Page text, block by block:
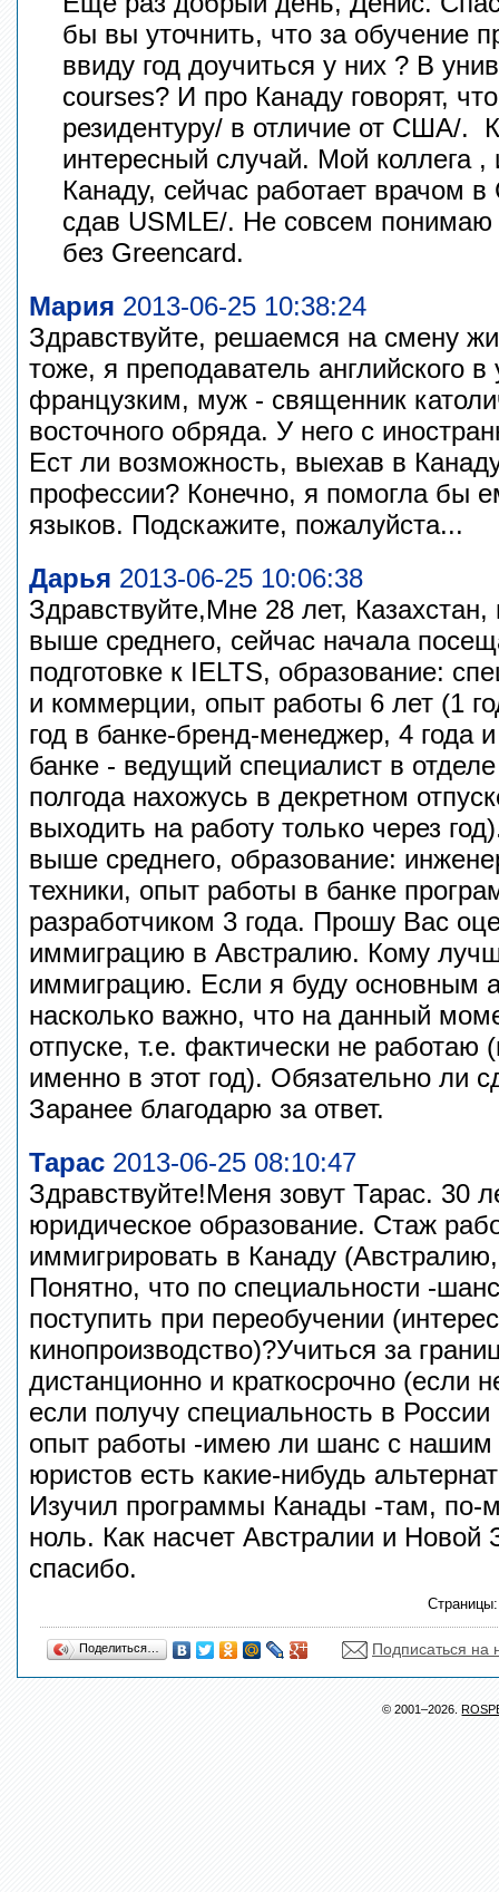
бы вы уточнить, что за обучение
ввиду год доучиться у них ? В
courses? И про Канаду говорят,
резидентуру/ в отличие от США/.
интересный случай. Мой коллега
Канаду, сейчас работает врачом
сдав USMLE/. Не совсем понимаю
без Greencard.
Мария 2013-06-25 10:38:24
Здравствуйте, решаемся на смену
тоже, я преподаватель английского
французким, муж - священник
восточного обряда. У него с
Ест ли возможность, выехав в
профессии? Конечно, я помогла бы
языков. Подскажите, пожалуйста...
Дарья 2013-06-25 10:06:38
Здравствуйте,Мне 28 лет,
выше среднего, сейчас начала
подготовке к IELTS, образование:
и коммерции, опыт работы 6 лет (1
год в банке-бренд-менеджер, 4 года
банке - ведущий специалист в
полгода нахожусь в декретном
выходить на работу только через
выше среднего, образование:
техники, опыт работы в банке
разработчиком 3 года. Прошу Вас
иммиграцию в Австралию. Кому
иммиграцию. Если я буду основным
насколько важно, что на данный
отпуске, т.е. фактически не работаю
именно в этот год). Обязательно ли
Заранее благодарю за ответ.
Тарас 2013-06-25 08:10:47
Здравствуйте!Меня зовут Тарас. 30
юридическое образование. Стаж
иммигрировать в Канаду
Понятно, что по специальности -
поступить при переобучении
кинопроизводство)?Учиться за
дистанционно и краткосрочно (если
если получу специальность в
опыт работы -имею ли шанс с
юристов есть какие-нибудь
Изучил программы Канады -там,
ноль. Как насчет Австралии и Новой
спасибо.
Поделиться… Подписаться на
© 2001–2026.